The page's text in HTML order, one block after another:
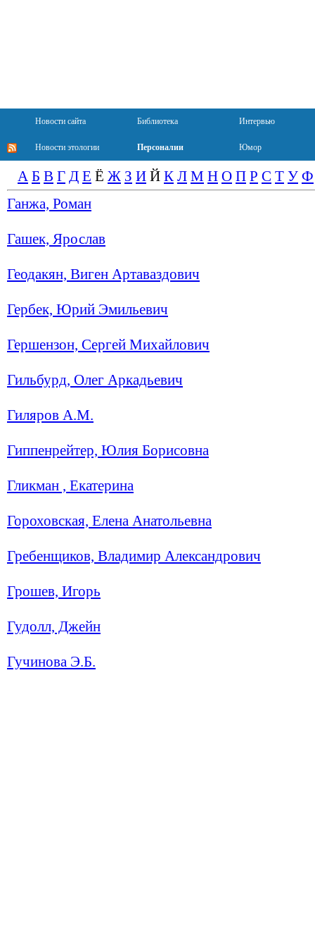
Новости сайта Библиотека Интервью
Новости этологии Персоналии Юмор
А Б В Г Д Е Ё Ж З И Й К Л М Н О П Р С Т У Ф
Ганжа, Роман
Гашек, Ярослав
Геодакян, Виген Артаваздович
Гербек, Юрий Эмильевич
Гершензон, Сергей Михайлович
Гильбурд, Олег Аркадьевич
Гиляров А.М.
Гиппенрейтер, Юлия Борисовна
Гликман , Екатерина
Гороховская, Елена Анатольевна
Гребенщиков, Владимир Александрович
Грошев, Игорь
Гудолл, Джейн
Гучинова Э.Б.